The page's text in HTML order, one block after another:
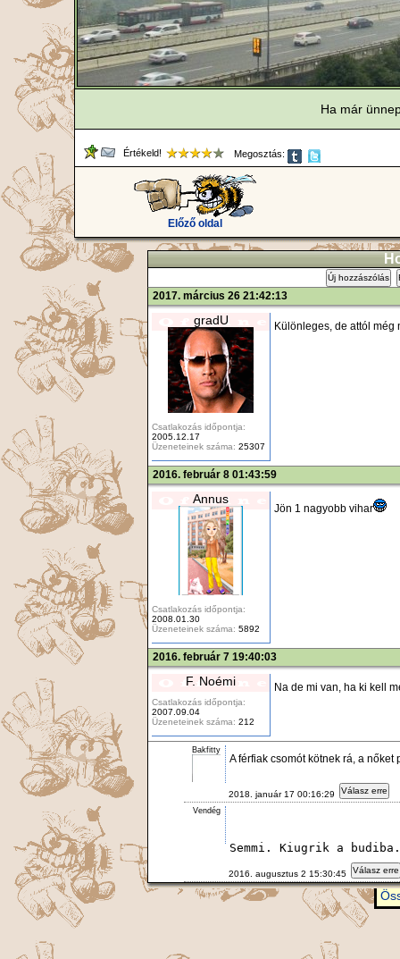
Ha már
Értékeld! Megosztás:
Előző oldal
Új hozzászólás
2017. március 26 21:42:13
gradU
Csatlakozás időpontja:
2005.12.17
Üzeneteinek száma: 25307
Különleges, de attól még
2016. február 8 01:43:59
Annus
Csatlakozás időpontja:
2008.01.30
Üzeneteinek száma: 5892
Jön 1 nagyobb vihar
2016. február 7 19:40:03
F. Noémi
Csatlakozás időpontja:
2007.09.04
Üzeneteinek száma: 212
Na de mi van, ha ki kell
Bakfitty
A férfiak csomót kötnek rá, a
2018. január 17 00:16:29 Válasz erre
Vendég
Semmi. Kiugrik a budiba.
2016. augusztus 2 15:30:45 Válasz erre